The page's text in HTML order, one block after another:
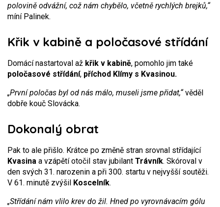
polovině odvážní, což nám chybělo, včetně rychlých brejků,“
míní Palinek.
Křik v kabině a poločasové střídání
Domácí nastartoval až křik v kabině, pomohlo jim také
poločasové střídání, příchod Klímy s Kvasinou.
„První poločas byl od nás málo, museli jsme přidat,“věděl
dobře kouč Slovácka.
Dokonalý obrat
Pak to ale přišlo. Krátce po změně stran srovnal střídající
Kvasina a vzápětí otočil stav jubilant Trávník. Skóroval v
den svých 31. narozenin a při 300. startu v nejvyšší soutěži.
V 61. minutě zvýšil Koscelník.
„Střídání nám vlilo krev do žil. Hned po vyrovnávacím gólu